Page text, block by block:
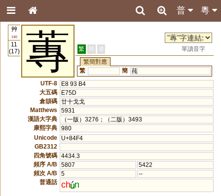
粵
普
艸
140
11
(17)
蓴 繁 簡 港
單讀音字
繁簡對應
繁
簡 莼
UTF-8
E8 93 B4
大五碼
E75D
倉頡碼 廿十戈戈
Matthews
5931
漢語大字典
（一版）3276；（二版）3493
康熙字典 980
Unicode
U+84F4
GB2312
四角號碼 4434.3
頻序 A/B
5807
5422
頻次 A/B
5
--
普通話 ch n